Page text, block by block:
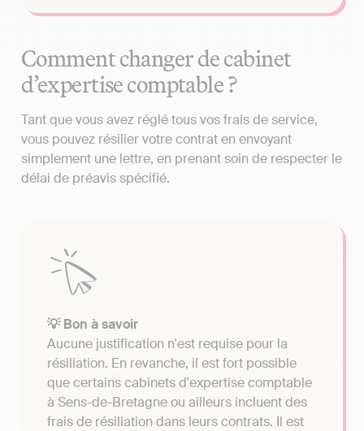
Comment changer de cabinet
d’expertise comptable ?
Tant que vous avez réglé tous vos frais de service,
vous pouvez résilier votre contrat en envoyant
simplement une lettre, en prenant soin de respecter le
délai de préavis spécifié.
💡 Bon à savoir
Aucune justification n'est requise pour la
résiliation. En revanche, il est fort possible
que certains cabinets d'expertise comptable
à Sens-de-Bretagne ou ailleurs incluent des
frais de résiliation dans leurs contrats. Il est